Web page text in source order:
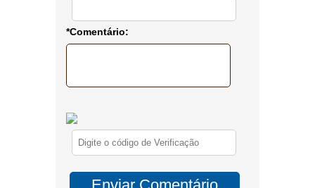
*Comentário: